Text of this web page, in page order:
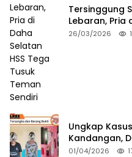
Tersinggung
Lebaran, Pria
Tusuk Teman
26/03/2026
Ungkap
Kandangan,
Satresnarkoba
01/04/2026